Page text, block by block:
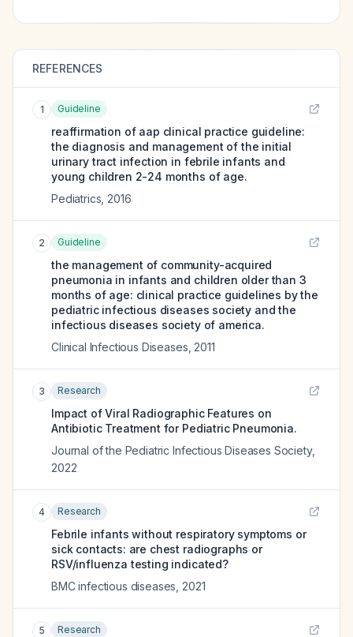
REFERENCES
1 Guideline
reaffirmation of aap clinical practice guideline:
the diagnosis and management of the initial
urinary tract infection in febrile infants and
young children 2-24 months of age.
Pediatrics 2016
2 Guideline
the management of community-acquired
pneumonia in infants and children older than 3
months of age: clinical practice guidelines by the
pediatric infectious diseases society and the
infectious diseases society of america.
Clinical Infectious Diseases 2011
3 Research
Impact of Viral Radiographic Features on
Antibiotic Treatment for Pediatric Pneumonia.
Journal of the Pediatric Infectious Diseases Society,
2022
4 Research
Febrile infants without respiratory symptoms or
sick contacts: are chest radiographs or
RSV/influenza testing indicated?
BMC infectious diseases 2021
5 Research